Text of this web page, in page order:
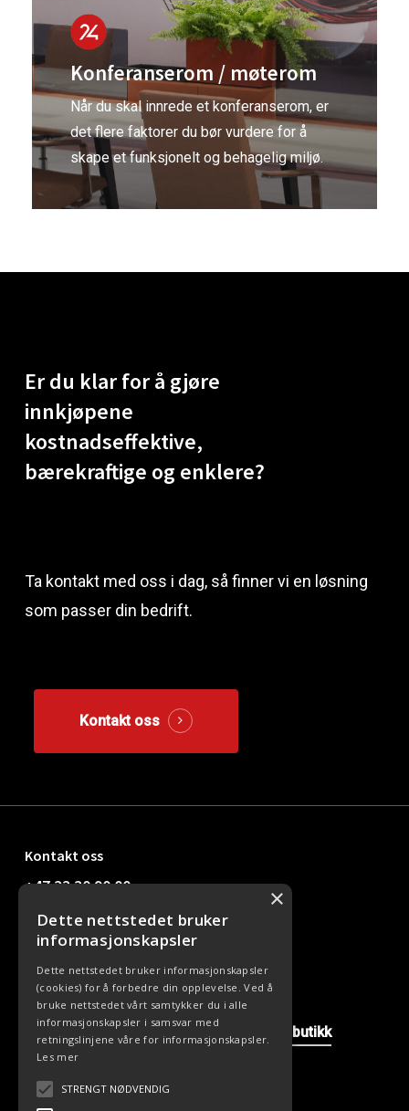
Konferanserom / møterom
Når du skal innrede et konferanserom, er
det flere faktorer du bør vurdere for å
skape et funksjonelt og behagelig miljø.
Erdu klarforå gjøre
innkjøpene
kostnadseffektive,
bærekraftige og enklere?
Ta kontakt med oss i dag, så finner vi en løsning
som passer din bedrift.
Kontakt oss
Kontakt oss
+47 33 30 90 00
kundesenter@office24.no
Nyttige linker
Våre avdelinger Kontakt oss Nettbutikk
×
Dette nettstedet bruker
informasjonskapsler
Dette nettstedet bruker informasjonskapsler
(cookies) for å forbedre din opplevelse. Ved å
bruke nettstedet vårt samtykker du i alle
informasjonskapsler i samsvar med
retningslinjene våre for informasjonskapsler.
Les mer
STRENGT NØDVENDIG